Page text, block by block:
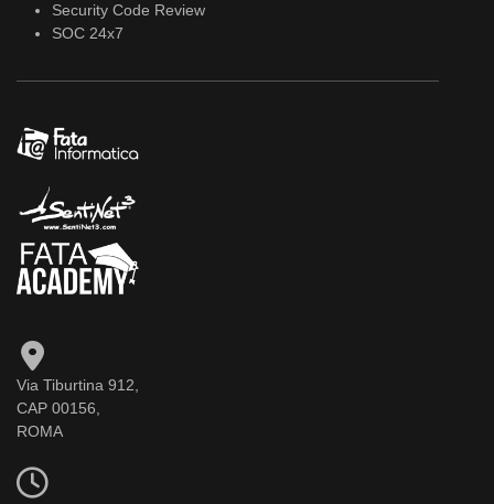
Security Code Review
SOC 24x7
Via Tiburtina 912,
CAP 00156,
ROMA